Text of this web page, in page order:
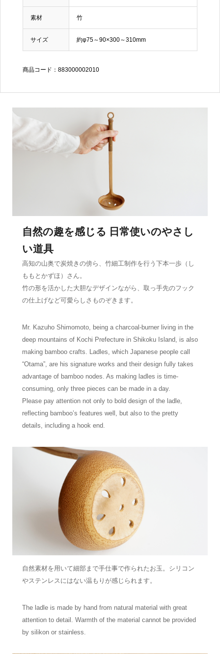
素材 竹
サイズ 約φ75～90×300～310mm
商品コード：883000002010
自然の趣を感じる 日常使いのやさし
い道具
高知の山奥で炭焼きの傍ら、竹細工制作を行う下本一歩（し
ももとかずほ）さん。
竹の形を活かした大胆なデザインながら、取っ手先のフック
の仕上げなど可愛らしさものぞきます。
Mr. Kazuho Shimomoto, being a charcoal-burner living in the
deep mountains of Kochi Prefecture in Shikoku Island, is also
making bamboo crafts. Ladles, which Japanese people call
“Otama”, are his signature works and their design fully takes
advantage of bamboo nodes. As making ladles is time-
consuming, only three pieces can be made in a day.
Please pay attention not only to bold design of the ladle,
reflecting bamboo’s features well, but also to the pretty
details, including a hook end.
自然素材を用いて細部まで手仕事で作られたお玉。シリコン
やステンレスにはない温もりが感じられます。
The ladle is made by hand from natural material with great
attention to detail. Warmth of the material cannot be provided
by silikon or stainless.